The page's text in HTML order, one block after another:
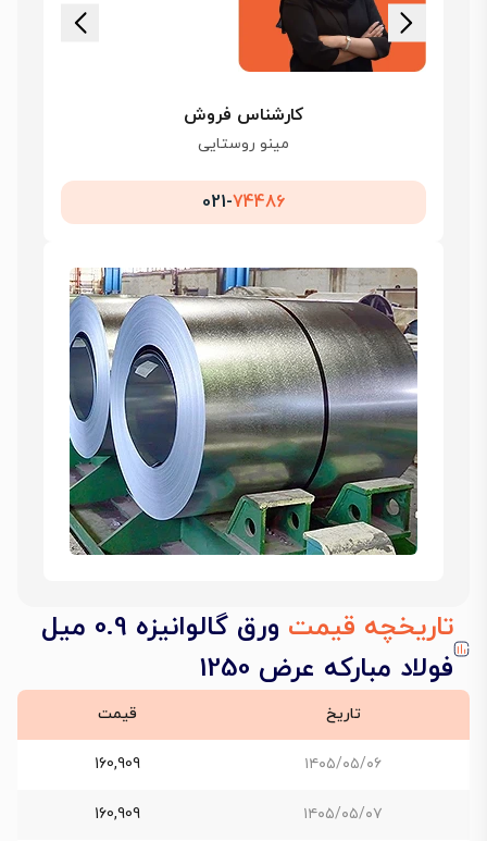
کارشناس فروش
مینو روستایی
021-74486
تاریخچه قیمت
ورق گالوانیزه 0.9 میل
فولاد مبارکه عرض 1250
تاریخ قیمت
۱۴۰۵/۰۵/۰۶ 160,909
۱۴۰۵/۰۵/۰۷ 160,909